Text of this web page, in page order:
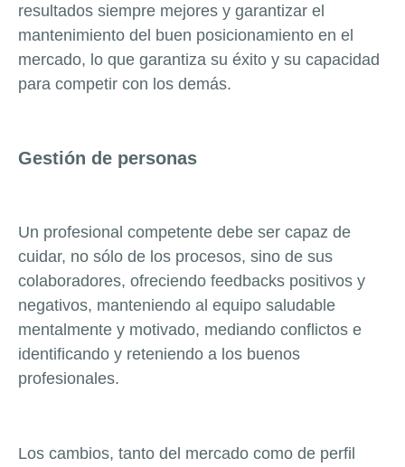
resultados siempre mejores y garantizar el
mantenimiento del buen posicionamiento en el
mercado, lo que garantiza su éxito y su capacidad
para competir con los demás.
Gestión de personas
Un profesional competente debe ser capaz de
cuidar, no sólo de los procesos, sino de sus
colaboradores, ofreciendo feedbacks positivos y
negativos, manteniendo al equipo saludable
mentalmente y motivado, mediando conflictos e
identificando y reteniendo a los buenos
profesionales.
Los cambios, tanto del mercado como de perfil